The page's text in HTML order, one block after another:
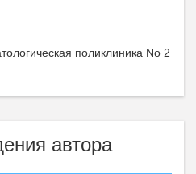
поликлиника No 2
автора